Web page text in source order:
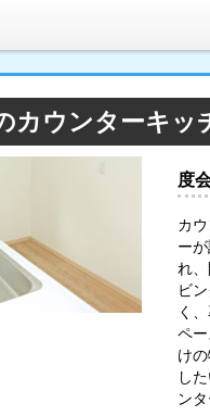
カウンターキ
度
カ
ー
れ
ビ
く
ペ
け
し
ン